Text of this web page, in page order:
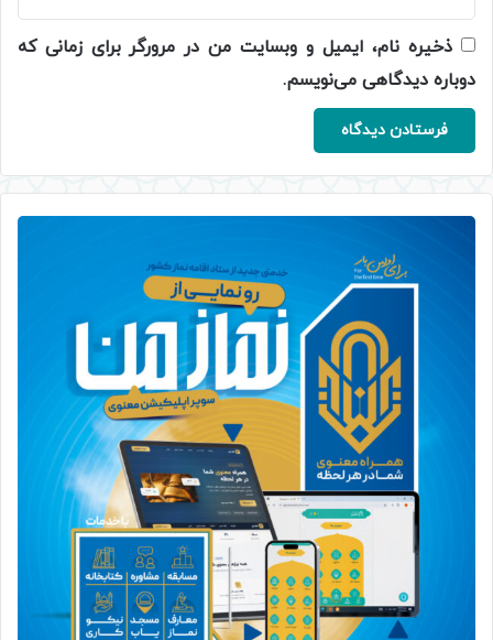
ذخیره نام، ایمیل و وبسایت من در مرورگر برای زمانی که
دوباره دیدگاهی می‌نویسم.